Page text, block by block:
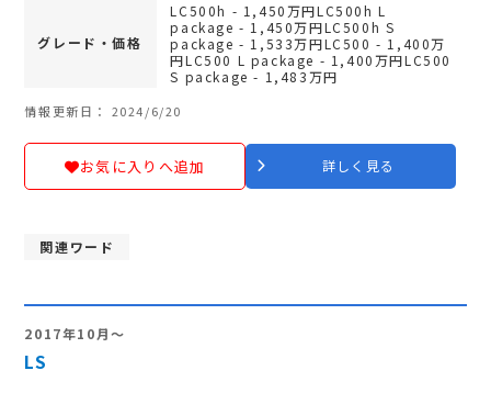
グレード・価格
LC500h - 1,450万円LC500h L
package - 1,450万円LC500h S
package - 1,533万円LC500 - 1,400万
円LC500 L package - 1,400万円LC500
S package - 1,483万円
情報更新日： 2024/6/20
お気に入りへ追加 詳しく見る
関連ワード
2017年10月～
LS